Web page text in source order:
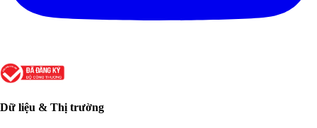
Dữ liệu & Thị trường